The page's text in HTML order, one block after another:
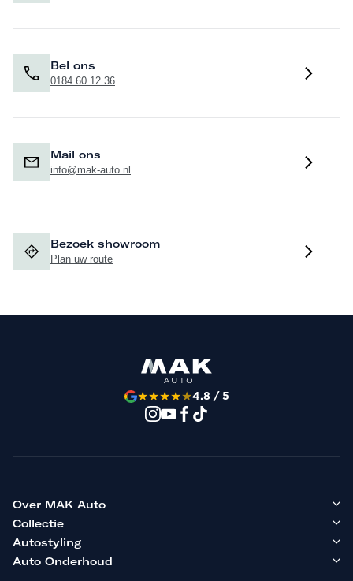
Bel ons
0184 60 12 36
Mail ons
info@mak-auto.nl
Bezoek showroom
Plan uw route
★★★★★4.8 / 5
Over MAK Auto
Collectie
Autostyling
Auto Onderhoud